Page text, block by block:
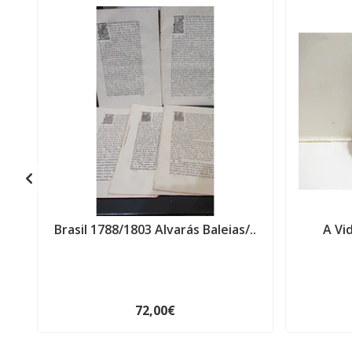
Brasil 1788/1803 Alvarás Baleias/..
72,00€
A